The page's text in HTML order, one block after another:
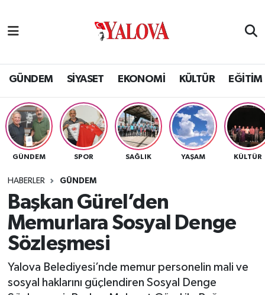
GÜNDEM SİYASET EKONOMİ KÜLTÜR EĞİTİM
GÜNDEM SPOR SAĞLIK YAŞAM KÜLTÜR
HABERLER GÜNDEM
Başkan Gürel’den
Memurlara Sosyal Denge
Sözleşmesi
Yalova Belediyesi’nde memur personelin mali ve
sosyal haklarını güçlendiren Sosyal Denge
SİYASET
EKONOMİ
KÜLTÜR
BİLİM VE TEKNOLOJİ
ASAYİŞ
SAĞLIK
SPOR
Yalova Nöbetçi Eczaneler
Yalova Hava Durumu
Yalova Namaz Vakitleri
Yalova Trafik Yoğunluk Haritası
Tüm Manşetler
Son Dakika Haberleri
Haber Arşivi